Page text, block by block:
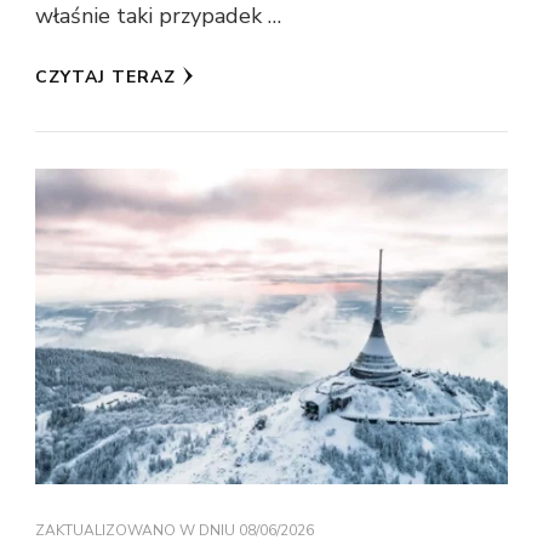
właśnie taki przypadek …
CZYTAJ TERAZ
ZAKTUALIZOWANO W DNIU 08/06/2026